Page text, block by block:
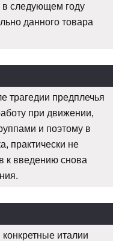
в следующем году
данного товара
трагедии предплечья
при движении,
и поэтому в
практически не
к введению снова
италии